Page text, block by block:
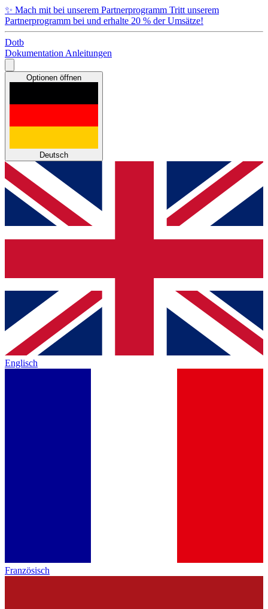
✨ Mach mit bei unserem Partnerprogramm Tritt unserem
Partnerprogramm bei und erhalte 20 % der Umsätze!
Dotb
Dokumentation Anleitungen
Optionen öffnen
Deutsch
Englisch
Französisch